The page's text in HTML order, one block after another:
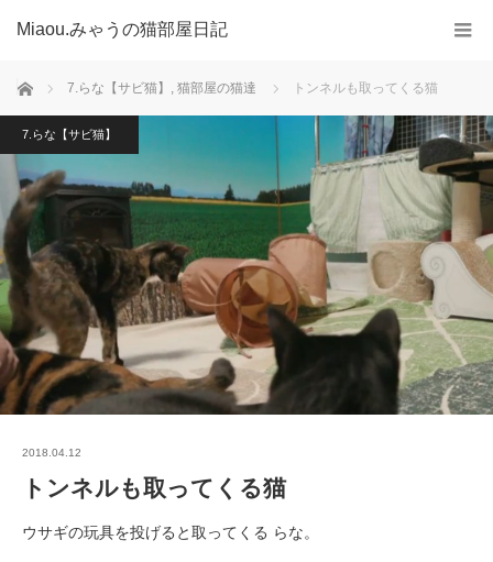
Miaou.みゃうの猫部屋日記
ホーム 7.らな【サビ猫】 , 猫部屋の猫達 トンネルも取ってくる猫
7.らな【サビ猫】
2018.04.12
トンネルも取ってくる猫
ウサギの玩具を投げると取ってくる らな。